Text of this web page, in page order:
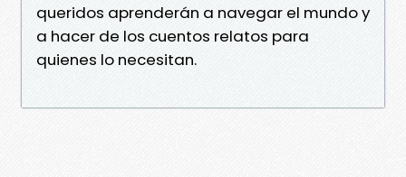
queridos aprenderán a navegar el mundo y
a hacer de los cuentos relatos para
quienes lo necesitan.